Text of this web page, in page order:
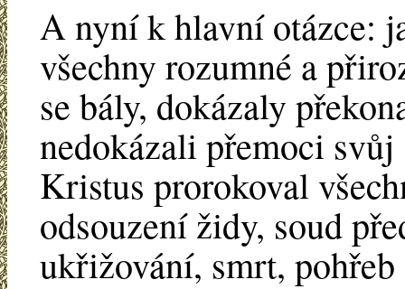
A nyní k hlavní otázce:
všechny rozumné a
se bály, dokázaly
nedokázali přemoci
Kristus prorokoval
odsouzení židy, soud
ukřižování, smrt,